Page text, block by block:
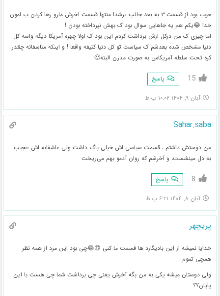
خوب بود از قسمت ۳ به بعد جالب ترشد! منتها قسمت آخرش مارو رها کردن ب امون
خدا 😂یکم هم یه جاهایی سوال بود ک بهش نپرداخته بودن !
اما چیزی ک من درکل ازش برداشت کردم این بود ک اولا چهره آمریکا دیگه واسه کل
دنیا مشخص شده بعدشم ک سیاست تو کل دنیا کثیفه واقعا ! و اینکه متاسفانه چقدر
کره تحت سلطه آمریکاس به صورت مدرن البته🙂
15 پاسخ
آبان ۹, ۱۴۰۴ ۱۰:۰۲ ب.ظ
Sahar.saba
من دوستش داشتم ، قسمت سیاسی اش خیلی باگ داشت ولی عاشقانه اش عجیب
به دل مینشست، و آخرشم که روان آدمو بهم می‌ریخت
8 پاسخ
آبان ۸, ۱۴۰۴ ۶:۲۱ ب.ظ
پریچهر
خدایا نمیشه از این بادیگارد ها قسمت ما کنی 😍😂چی بود این مرد از همه نظر
همچی تموم
ولی دوستان میشه یکی به من بگه آخرش یعنی چی برداشت شما چی هست با این
پایان؟؟